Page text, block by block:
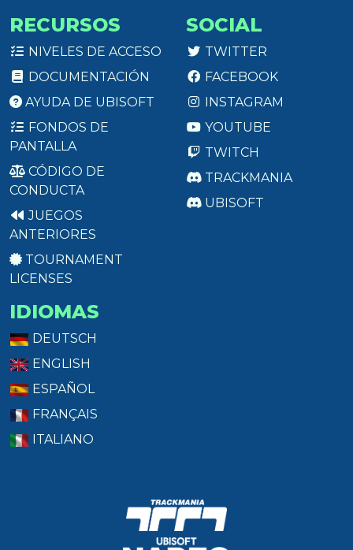
RECURSOS
NIVELES DE ACCESO
DOCUMENTACIÓN
AYUDA DE UBISOFT
FONDOS DE
PANTALLA
CÓDIGO DE
CONDUCTA
JUEGOS
ANTERIORES
TOURNAMENT
LICENSES
SOCIAL
TWITTER
FACEBOOK
INSTAGRAM
YOUTUBE
TWITCH
TRACKMANIA
UBISOFT
IDIOMAS
DEUTSCH
ENGLISH
ESPAÑOL
FRANÇAIS
ITALIANO